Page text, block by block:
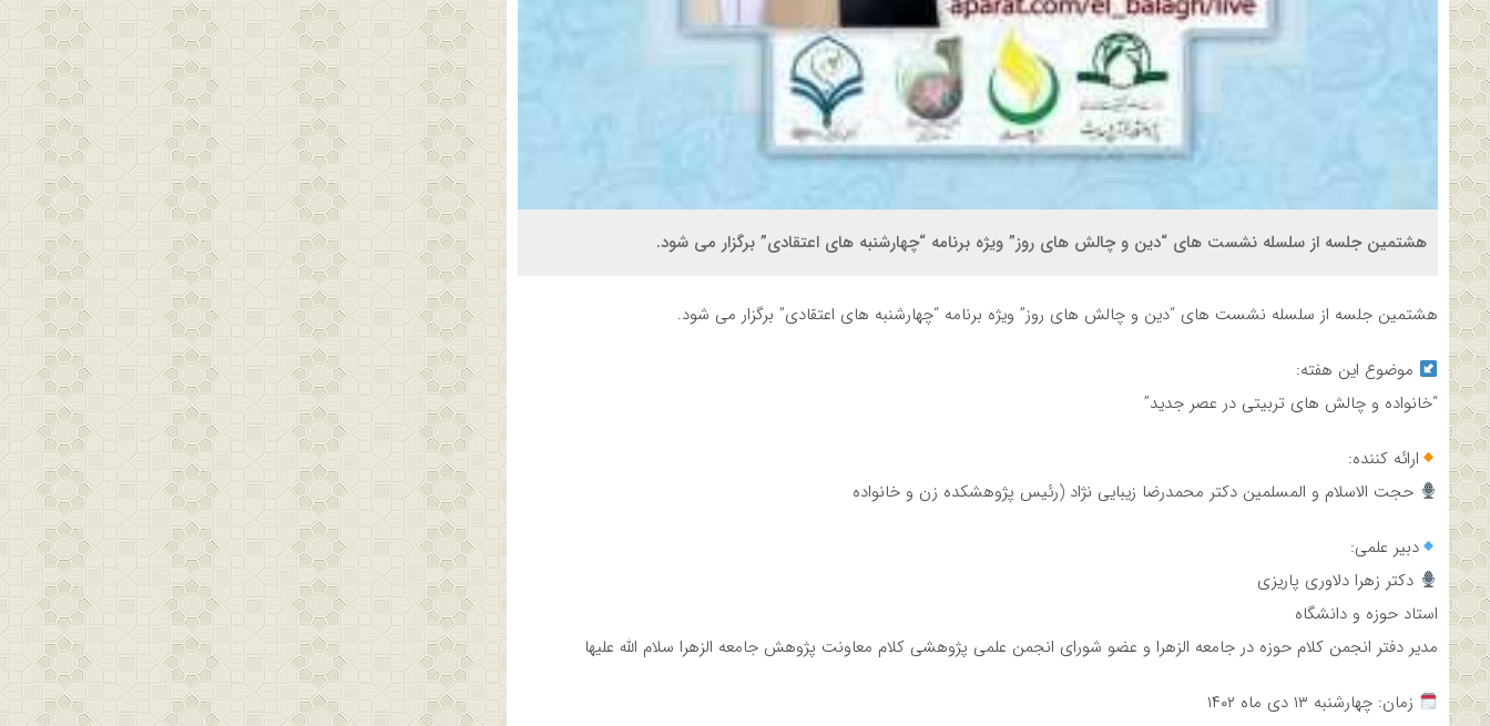
هشتمین جلسه از سلسله نشست های “دین و چالش های روز” ویژه برنامه “چهارشنبه های اعتقادی” برگزار می شود.
هشتمین جلسه از سلسله نشست های “دین و چالش های روز” ویژه برنامه “چهارشنبه های اعتقادی” برگزار می شود.
موضوع این هفته:
“خانواده و چالش های تربیتی در عصر جدید”
ارائه کننده:
حجت الاسلام و المسلمین دکتر محمدرضا زیبایی نژاد (رئیس پژوهشکده زن و خانواده
دبیر علمی:
دکتر زهرا دلاوری پاریزی
استاد حوزه و دانشگاه
مدیر دفتر انجمن کلام حوزه در جامعه الزهرا و عضو شورای انجمن علمی پژوهشی کلام معاونت پژوهش جامعه الزهرا سلام الله علیها
زمان: چهارشنبه ۱۳ دی ماه ۱۴۰۲